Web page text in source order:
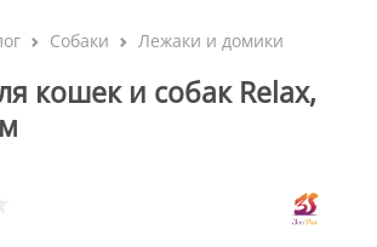
Собаки Лежаки и домики
кошек и собак Relax,